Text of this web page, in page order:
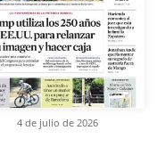
4 de julio de 2026